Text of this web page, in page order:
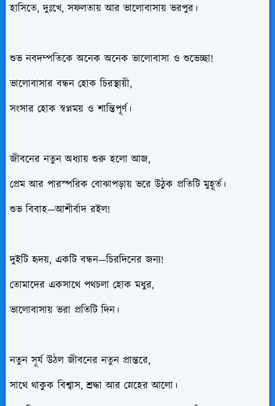
হাসিতে, দুঃখে, সফলতায় আর ভালোবাসায় ভরপুর।
শুভ নবদম্পতিকে অনেক অনেক ভালোবাসা ও শুভেচ্ছা!
ভালোবাসার বন্ধন হোক চিরস্থায়ী,
সংসার হোক স্বপ্নময় ও শান্তিপূর্ণ।
জীবনের নতুন অধ্যায় শুরু হলো আজ,
প্রেম আর পারস্পরিক বোঝাপড়ায় ভরে উঠুক প্রতিটি মুহূর্ত।
শুভ বিবাহ—আশীর্বাদ রইল!
দুইটি হৃদয়, একটি বন্ধন—চিরদিনের জন্য!
তোমাদের একসাথে পথচলা হোক মধুর,
ভালোবাসায় ভরা প্রতিটি দিন।
নতুন সূর্য উঠল জীবনের নতুন প্রান্তরে,
সাথে থাকুক বিশ্বাস, শ্রদ্ধা আর স্নেহের আলো।